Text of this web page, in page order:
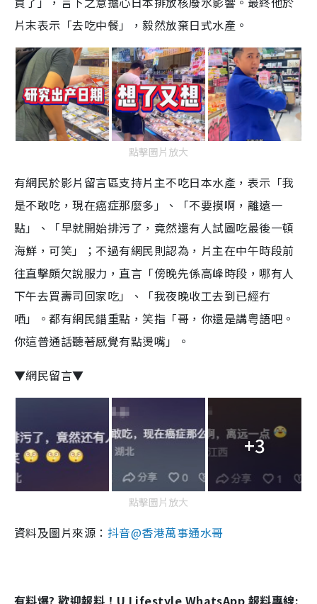
片末表示「去吃中餐」，毅然放棄日式水產。
點擊圖片放大
有網民於影片留言區支持片主不吃日本水產，表示「我
是不敢吃，現在癌症那麼多」、「不要摸啊，離遠一
點」、「早就開始排污了，竟然還有人試圖吃最後一頓
海鮮，可笑」；不過有網民則認為，片主在中午時段前
往直擊頗欠說服力，直言「傍晚先係高峰時段，哪有人
下午去買壽司回家吃」、「我夜晚收工去到已經冇
哂」。都有網民錯重點，笑指「哥，你還是講粤語吧。
你這普通話聽著感覺有點燙嘴」。
▼網民留言▼
+3
點擊圖片放大
資料及圖片來源： 抖音@香港萬事通水哥